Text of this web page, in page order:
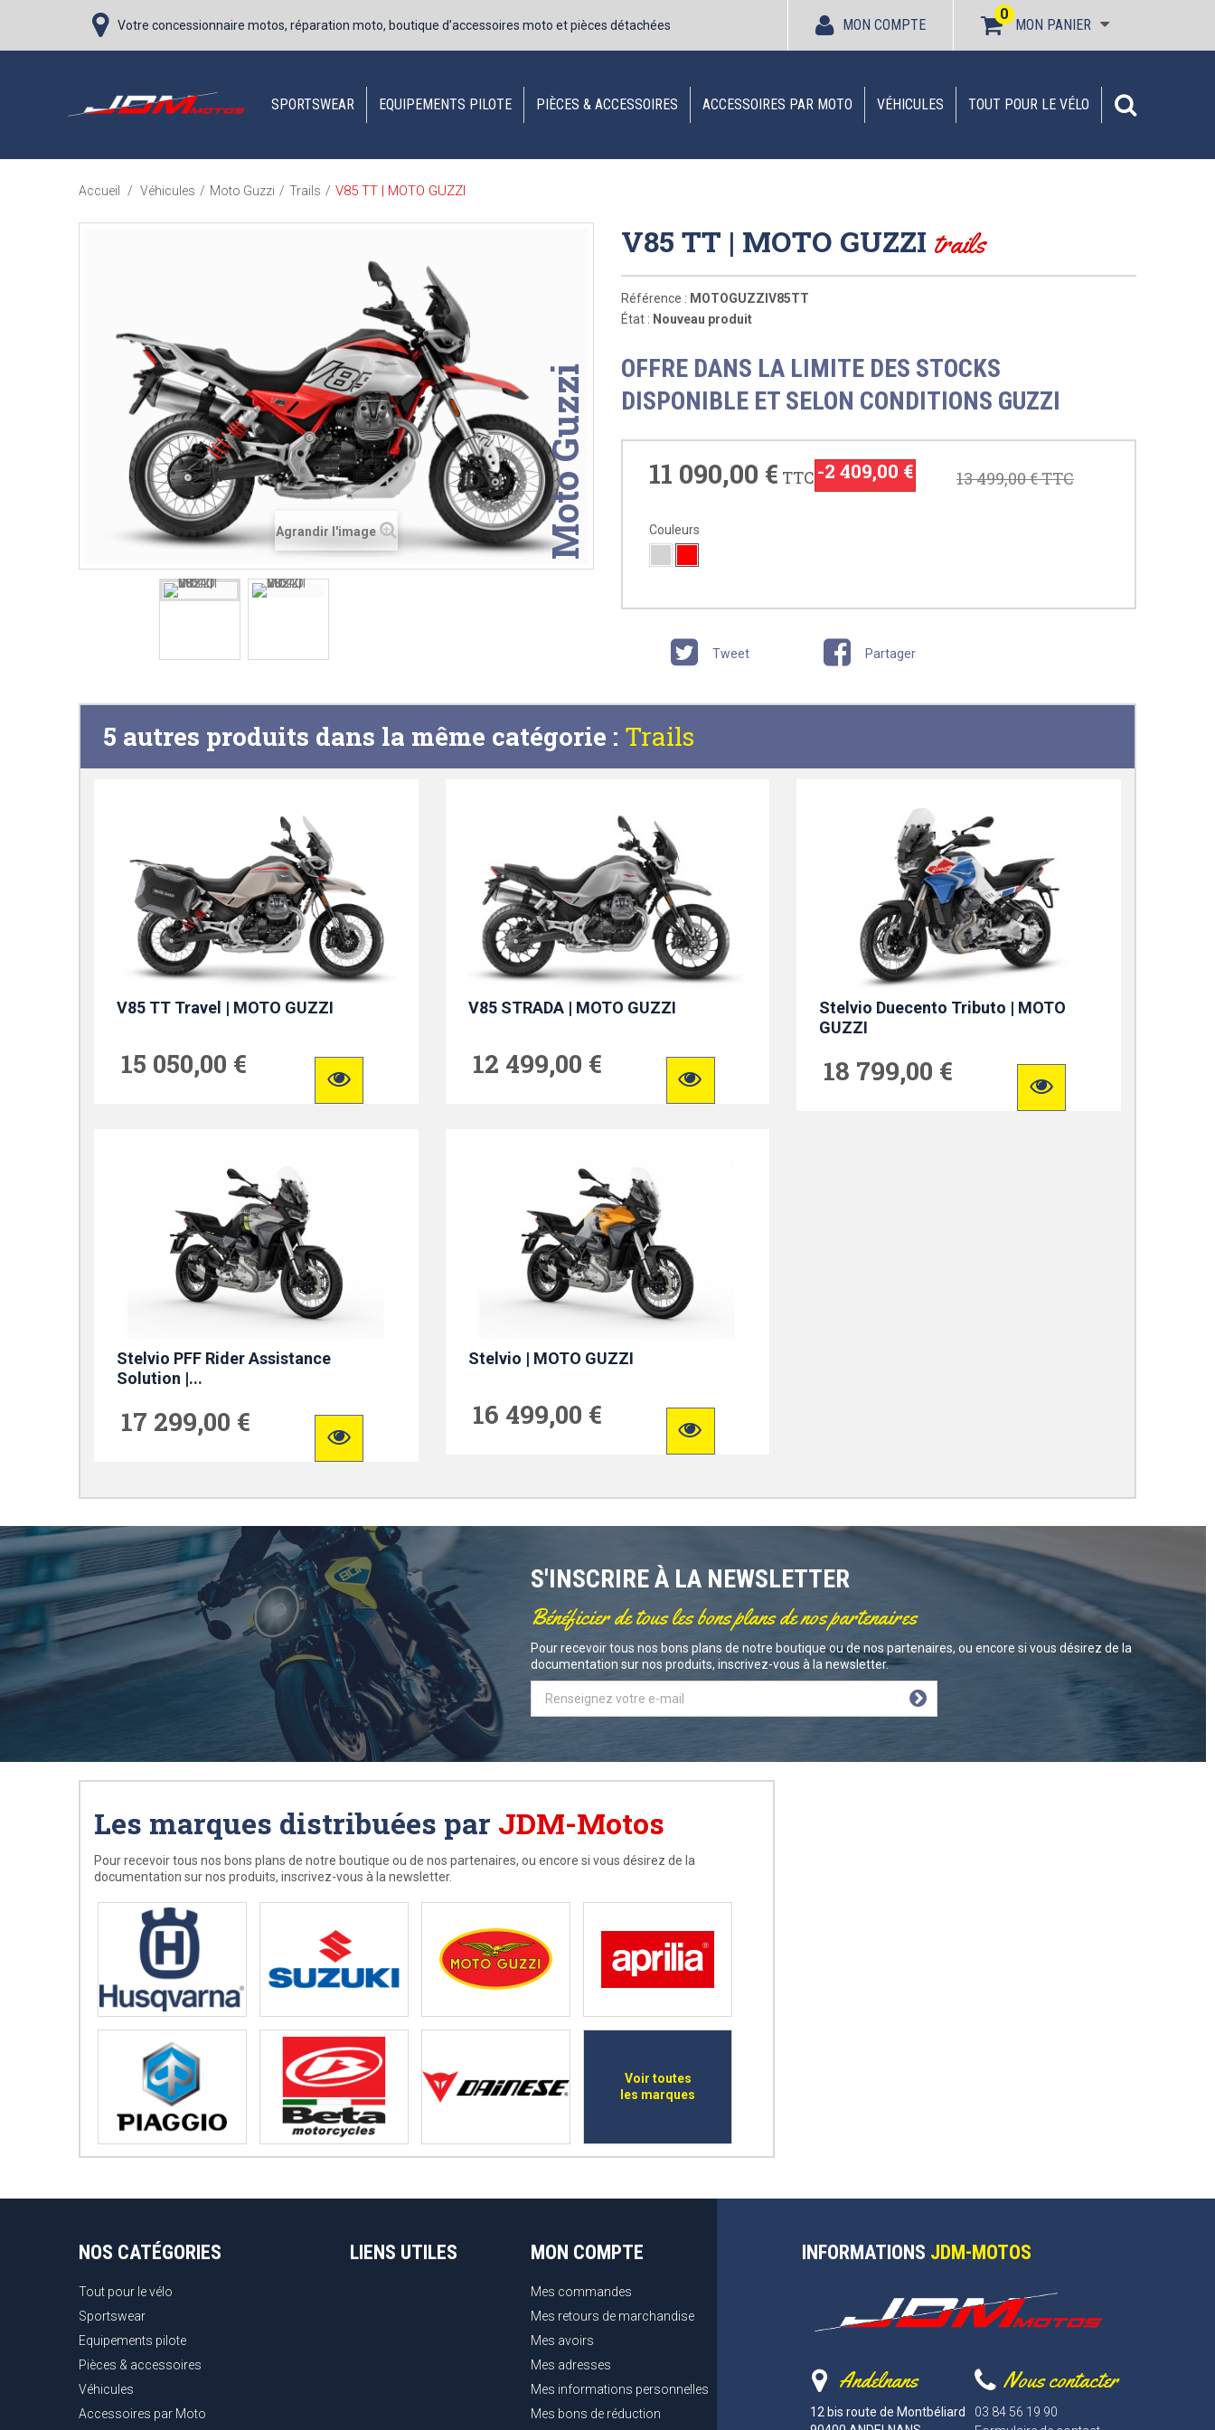
Votre concessionnaire motos, réparation moto, boutique d’accessoires moto et pièces détachées MON PANIER
0
MON COMPTE
SPORTSWEAR EQUIPEMENTS PILOTE PIÈCES & ACCESSOIRES ACCESSOIRES PAR MOTO VÉHICULES TOUT POUR LE VÉLO
Accueil / Véhicules / Moto Guzzi / Trails / V85 TT | MOTO GUZZI
Agrandir l'image Moto Guzzi
V85 TT | MOTO GUZZI trails
Référence : MOTOGUZZIV85TT
État : Nouveau produit
OFFRE DANS LA LIMITE DES STOCKS
DISPONIBLE ET SELON CONDITIONS GUZZI
11 090,00 € TTC -2 409,00 € 13 499,00 €TTC
Couleurs
Tweet Partager
5 autres produits dans la même catégorie : Trails
V85 TT Travel | MOTO GUZZI
15 050,00 €
V85 STRADA | MOTO GUZZI
12 499,00 €
Stelvio Duecento Tributo | MOTO
GUZZI
18 799,00 €
Stelvio PFF Rider Assistance
Solution |...
17 299,00 €
Stelvio | MOTO GUZZI
16 499,00 €
S'INSCRIRE À LA NEWSLETTER
Bénéficier de tous les bons plans de nos partenaires
Pour recevoir tous nos bons plans de notre boutique ou de nos partenaires, ou encore si vous désirez de la
documentation sur nos produits, inscrivez-vous à la newsletter.
Les marques distribuées par JDM-Motos
Pour recevoir tous nos bons plans de notre boutique ou de nos partenaires, ou encore si vous désirez de la
documentation sur nos produits, inscrivez-vous à la newsletter.
Voir toutes
les marques
NOS CATÉGORIES
Tout pour le vélo
Sportswear
Equipements pilote
Pièces & accessoires
Véhicules
Accessoires par Moto
LIENS UTILES MON COMPTE
Mes commandes
Mes retours de marchandise
Mes avoirs
Mes adresses
Mes informations personnelles
Mes bons de réduction
INFORMATIONS JDM-MOTOS
Andelnans
12 bis route de Montbéliard
Nous contacter
03 84 56 19 90